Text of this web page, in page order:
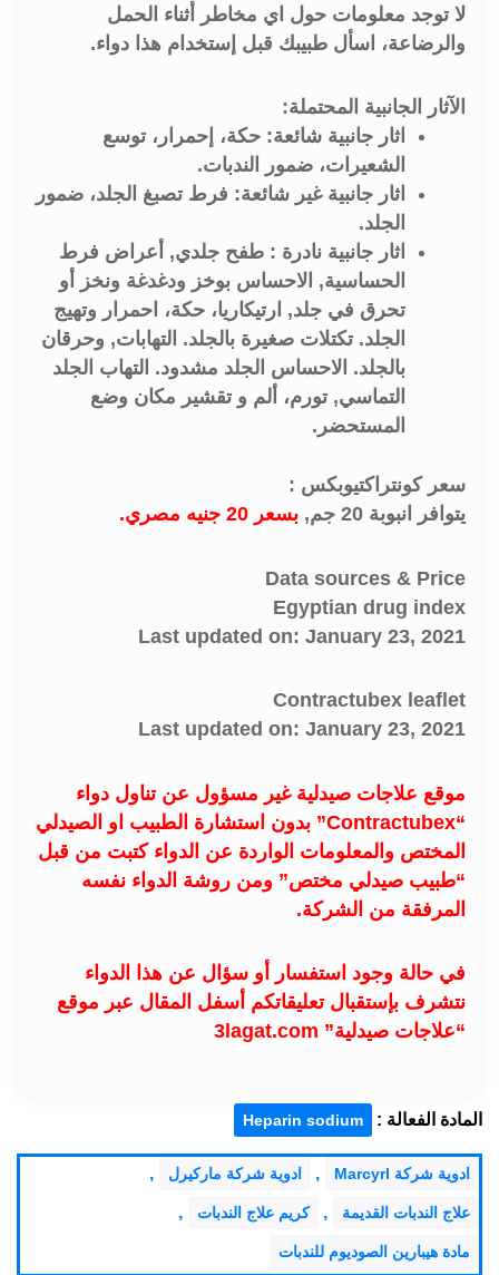
لا توجد معلومات حول اي مخاطر أثناء الحمل
والرضاعة، اسأل طبيبك قبل إستخدام هذا دواء.
الآثار الجانبية المحتملة:
اثار جانبية شائعة: حكة، إحمرار، توسع
الشعيرات، ضمور الندبات.
اثار جانبية غير شائعة: فرط تصبغ الجلد، ضمور
الجلد.
اثار جانبية نادرة : طفح جلدي, أعراض فرط
الحساسية, الاحساس بوخز ودغدغة ونخز أو
تحرق في جلد, ارتيكاريا، حكة، احمرار وتهيج
الجلد. تكتلات صغيرة بالجلد. التهابات, وحرقان
بالجلد. الاحساس الجلد مشدود. التهاب الجلد
التماسي, تورم، ألم و تقشير مكان وضع
المستحضر.
سعر كونتراكتيوبكس :
يتوافر انبوبة 20 جم,
بسعر 20 جنيه مصري.
Data sources & Price
Egyptian drug index
Last updated on: January 23, 2021
Contractubex leaflet
Last updated on: January 23, 2021
موقع علاجات صيدلية غير مسؤول عن تناول دواء
“Contractubex” بدون استشارة الطبيب او الصيدلي
المختص والمعلومات الواردة عن الدواء كتبت من قبل
“طبيب صيدلي مختص” ومن روشة الدواء نفسه
المرفقة من الشركة.
في حالة وجود استفسار أو سؤال عن هذا الدواء
نتشرف بإستقبال تعليقاتكم أسفل المقال عبر موقع
“علاجات صيدلية” 3lagat.com
المادة الفعالة : Heparin sodium
ادوية شركة Marcyrl , ادوية شركة ماركيرل ,
علاج الندبات القديمة , كريم علاج الندبات ,
مادة هيبارين الصوديوم للندبات